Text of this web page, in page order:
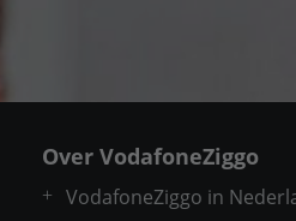
Over VodafoneZiggo
VodafoneZiggo in